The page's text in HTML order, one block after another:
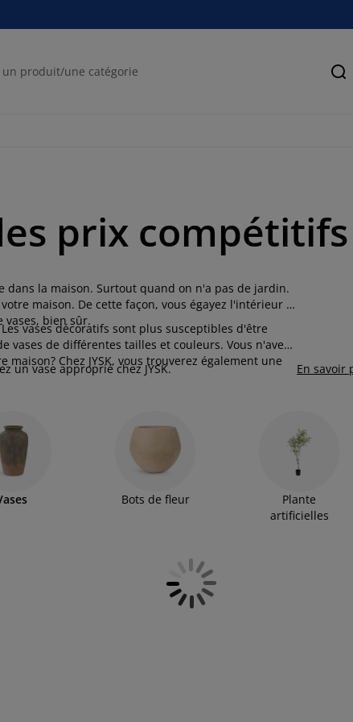
prix compétitifs
la maison. Surtout quand on n'a pas de jardin.
maison. De cette façon, vous égayez l'intérieur et
vases, bien sûr.
vases décoratifs sont plus susceptibles d'être
vases de différentes tailles et couleurs. Vous n'avez
Chez JYSK, vous trouverez également une
un vase approprié chez JYSK. En savoir
Bots de fleur
Plante
artificielles